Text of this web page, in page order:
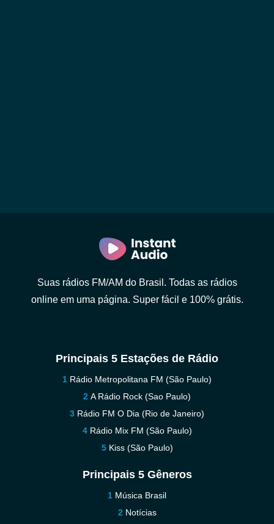
Suas rádios FM/AM do Brasil. Todas as rádios
online em uma página. Super fácil e 100% grátis.
Principais 5 Estações de Rádio
Rádio Metropolitana FM (São Paulo)
A Rádio Rock (Sao Paulo)
Rádio FM O Dia (Rio de Janeiro)
Rádio Mix FM (São Paulo)
Kiss (São Paulo)
Principais 5 Gêneros
Música Brasil
Notícias